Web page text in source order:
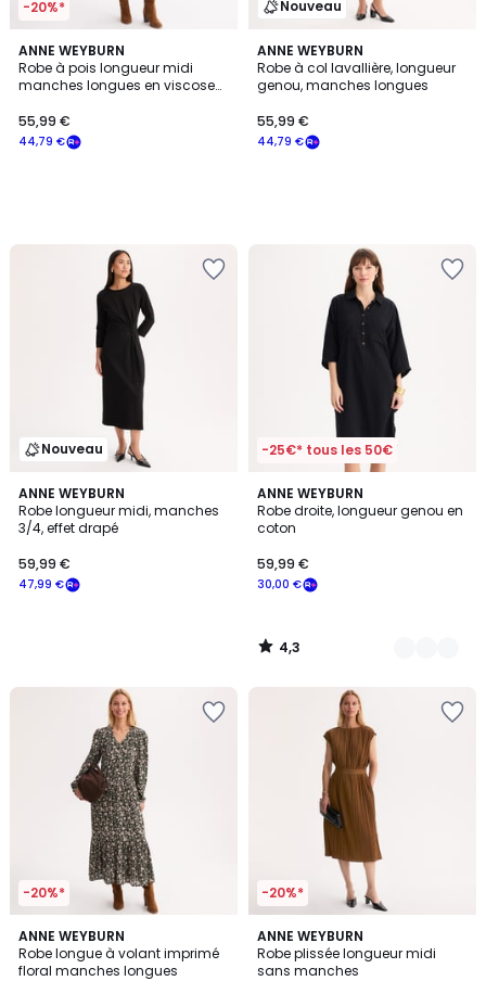
-20%*
ANNE WEYBURN
Robe à pois longueur midi
manches longues en viscose
44,79 €
55,99 €
Nouveau
ANNE WEYBURN
Robe à col lavallière, longueur
genou, manches longues
44,79 €
55,99 €
Nouveau
ANNE WEYBURN
Robe longueur midi, manches
3/4, effet drapé
47,99 €
59,99 €
-25€* tous les 50€
ANNE WEYBURN
Robe droite, longueur genou en
coton
30,00 €
59,99 €
4,3
/ 5
2
Couleurs
4,3
/
-20%*
ANNE WEYBURN
Robe longue à volant imprimé
floral manches longues
5
/
5
-20%*
ANNE WEYBURN
Robe plissée longueur midi
sans manches